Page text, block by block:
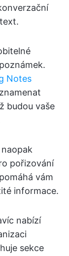
Notes
budou vaše
naopak
pořizování
vám
informace.
nabízí
sekce